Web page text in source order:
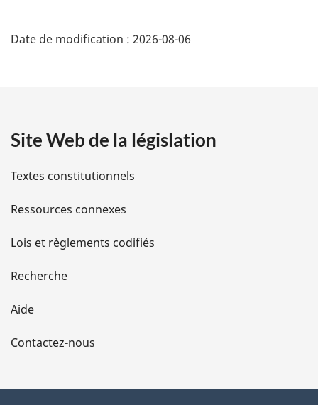
:
é
i
l
s
d
e
l
a
Date de modification : 2026-08-06
Site Web de la législation
Textes constitutionnels
Ressources connexes
Lois et règlements codifiés
Recherche
Aide
Contactez-nous